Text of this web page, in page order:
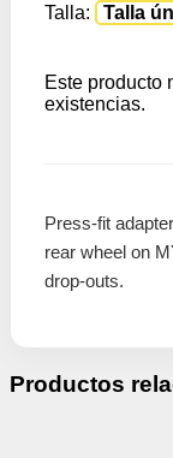
Talla: Talla
Este producto
existencias.
Press-fit
rear wheel on
drop-outs.
Productos